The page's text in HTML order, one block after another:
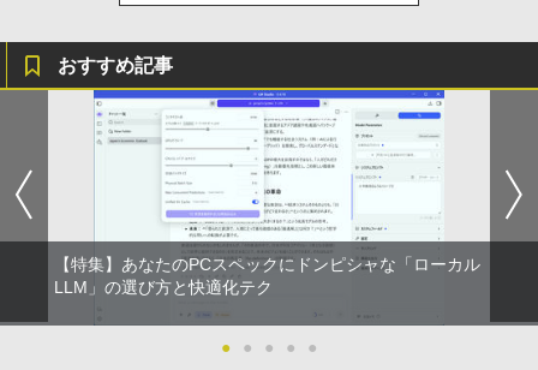
ター 新品 フルHD HP Series 3 Pro 322p
S5 Switch 3年保証 転送不可 (型番：AK2
F1UT）
￥11,280
おすすめ記事
【特集】あなたのPCスペックにドンピシャな「ローカル
LLM」の選び方と快適化テク
● ● ● ● ●